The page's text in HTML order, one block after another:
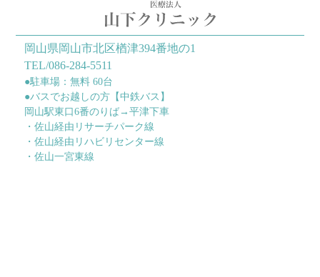
岡山県岡山市北区楢津394番地の1
TEL/086-284-5511
●駐車場：無料 60台
●バスでお越しの方【中鉄バス】
岡山駅東口6番のりば→平津下車
・佐山経由リサーチパーク線
・佐山経由リハビリセンター線
・佐山一宮東線